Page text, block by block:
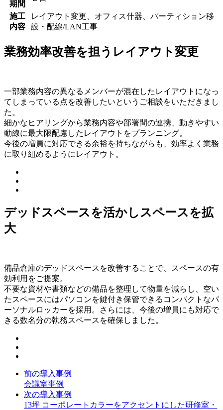
期間
施工
内容
レイアウト変更、オフィス什器、パーティション移
設・配線/LAN工事
業務効率改善を担うレイアウト変更
一部業務内容の異なるメンバーが混在したレイアウトになっ
てしまっている点を改善したいというご相談をいただきまし
た。
細かなヒアリングから業務内容や部署間の連携、動きやすい
動線に最大限配慮したレイアウトをプランニング。
今後の増員に対応できる余裕を持ちながらも、効率よく業務
に取り組めるようにレイアウト。
デッドスペースを活かしスペースを拡
大
備品倉庫のデッドスペースを改善することで、スペースの有
効利用をご提案。
不要な資材や書類などの備品を整理して物量を減らし、空い
たスペースにはパソコンを鍵付き保管できるコンパクトなパ
ーソナルロッカーを採用。さらには、今後の増員にも対応で
きる数名分の執務スペースを確保しました。
前の導入事例
会議室事例
次の導入事例
13坪 コーポレートカラーをアクセントにした研修室・